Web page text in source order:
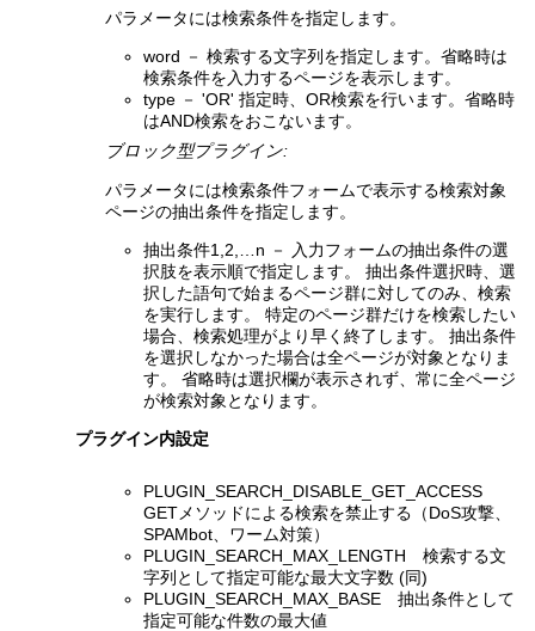
パラメータには検索条件を指定します。
word － 検索する文字列を指定します。省略時は
検索条件を入力するページを表示します。
type － 'OR' 指定時、OR検索を行います。省略時
はAND検索をおこないます。
ブロック型プラグイン:
パラメータには検索条件フォームで表示する検索対象
ページの抽出条件を指定します。
抽出条件1,2,…n － 入力フォームの抽出条件の選
択肢を表示順で指定します。 抽出条件選択時、選
択した語句で始まるページ群に対してのみ、検索
を実行します。 特定のページ群だけを検索したい
場合、検索処理がより早く終了します。 抽出条件
を選択しなかった場合は全ページが対象となりま
す。 省略時は選択欄が表示されず、常に全ページ
が検索対象となります。
プラグイン内設定
PLUGIN_SEARCH_DISABLE_GET_ACCESS
GETメソッドによる検索を禁止する（DoS攻撃、
SPAMbot、ワーム対策）
PLUGIN_SEARCH_MAX_LENGTH 検索する文
字列として指定可能な最大文字数 (同)
PLUGIN_SEARCH_MAX_BASE 抽出条件として
指定可能な件数の最大値